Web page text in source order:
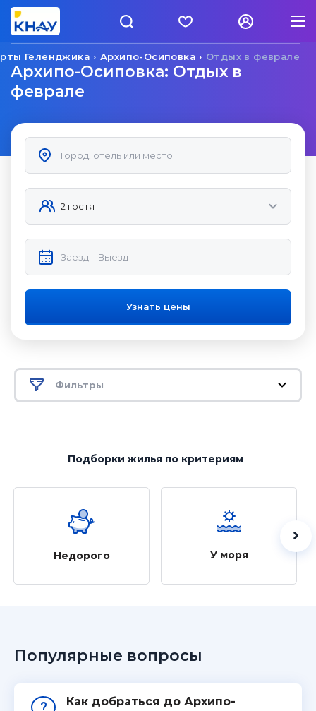
Отдых в феврале
Архипо-Осиповка
Геленджика
Архипо-Осиповка: Отдых в
феврале
Узнать цены
Фильтры
Подборки жильяпо критериям
Недорого У моря
Популярные вопросы
Как добраться до Архипо-